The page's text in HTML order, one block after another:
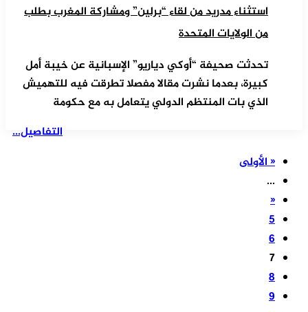
استثناء مدريد من لقاء “برلين” ومشاركة المغرب بطلب
من الولايات المتحدة
تحدثت صحيفة “أوكي دياريو” الإسبانية عن خيبة أمل
كبيرة، بعدما نشرت مقالا مفصلا تطرقت فيه للتهميش
الذي بات المنتظم الدولي يتعامل به مع حكومة
التفاصيل...
« الأولى
...
«
5
6
7
8
9